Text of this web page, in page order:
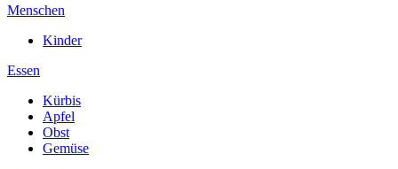
Menschen
Kinder
Essen
Kürbis
Apfel
Obst
Gemüse